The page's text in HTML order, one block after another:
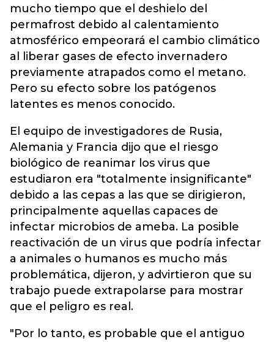
mucho tiempo que el deshielo del
permafrost debido al calentamiento
atmosférico empeorará el cambio climático
al liberar gases de efecto invernadero
previamente atrapados como el metano.
Pero su efecto sobre los patógenos
latentes es menos conocido.
El equipo de investigadores de Rusia,
Alemania y Francia dijo que el riesgo
biológico de reanimar los virus que
estudiaron era "totalmente insignificante"
debido a las cepas a las que se dirigieron,
principalmente aquellas capaces de
infectar microbios de ameba. La posible
reactivación de un virus que podría infectar
a animales o humanos es mucho más
problemática, dijeron, y advirtieron que su
trabajo puede extrapolarse para mostrar
que el peligro es real.
"Por lo tanto, es probable que el antiguo